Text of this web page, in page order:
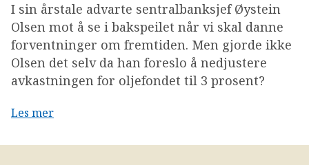
MARKEDSSTATISTIKK
FONDSDATA
BRANSJENORMER
AKTUELT
I sin årstale advarte sentralbanksjef Øystein
Olsen mot å se i bakspeilet når vi skal danne
forventninger om fremtiden. Men gjorde ikke
Olsen det selv da han foreslo å nedjustere
avkastningen for oljefondet til 3 prosent?
Les mer